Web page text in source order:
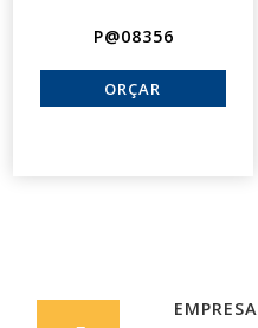
P@08356
EMPRESA